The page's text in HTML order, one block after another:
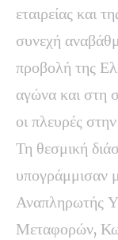
εταιρείας
συνεχή
προβολή της
αγώνα και στη
οι πλευρές
Τη θεσμική
υπογράμμισαν
Αναπληρωτής
Μεταφορών,